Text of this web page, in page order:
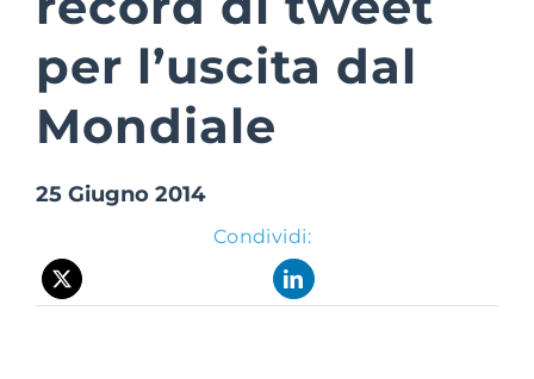
Suite Login
per l’uscita dal
Mondiale
25 Giugno 2014
Condividi: